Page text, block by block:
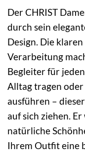
Der CHRIST
durch sein
Design. Die
Verarbeitung
Begleiter für
Alltag tragen oder
ausführen –
auf sich ziehen.
natürliche
Ihrem Outfit eine